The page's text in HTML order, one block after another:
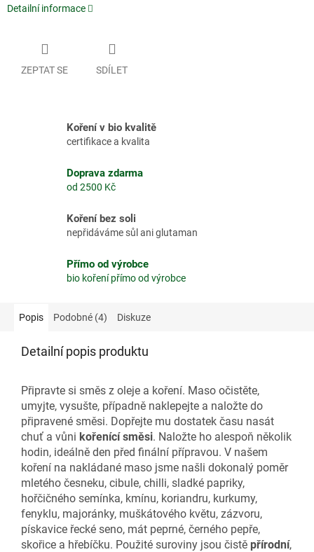
Detailní informace
ZEPTAT SE SDÍLET
Koření v bio kvalitě
certifikace a kvalita
Doprava zdarma
od 2500 Kč
Koření bez soli
nepřidáváme sůl ani glutaman
Přímo od výrobce
bio koření přímo od výrobce
Popis Podobné (4) Diskuze
Detailní popis produktu
Připravte si směs z oleje a koření. Maso očistěte,
umyjte, vysušte, případně naklepejte a naložte do
připravené směsi. Dopřejte mu dostatek času nasát
chuť a vůni kořenící směsi. Naložte ho alespoň několik
hodin, ideálně den před finální přípravou. V našem
koření na nakládané maso jsme našli dokonalý poměr
mletého česneku, cibule, chilli, sladké papriky,
hořčičného semínka, kmínu, koriandru, kurkumy,
fenyklu, majoránky, muškátového květu, zázvoru,
pískavice řecké seno, mát peprné, černého pepře,
skořice a hřebíčku. Použité suroviny jsou čistě přírodní,